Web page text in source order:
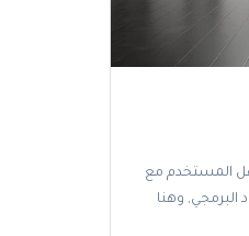
المستخدم مع
البرمجي, وهنا